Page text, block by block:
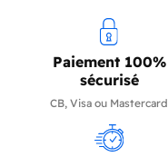
Paiement 100%
sécurisé
CB, Visa ou Mastercard